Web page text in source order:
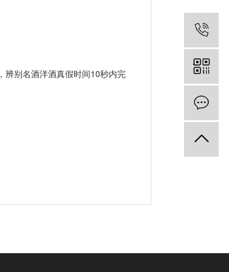
别名酒洋酒真假时间10秒内完